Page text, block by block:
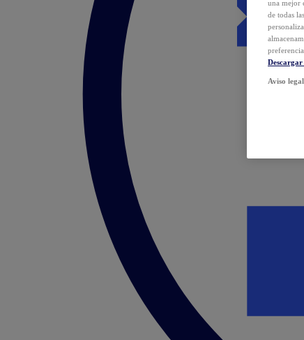
una mejor
de todas
Aviso legal